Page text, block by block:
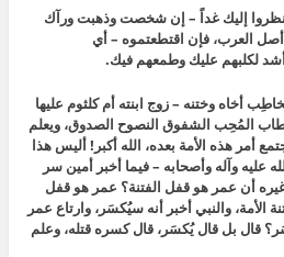
ينظروا إليك غداً – إن شخصت وذهبت ورآك
العرب، فإن اقتطعتموه – أي
لكلبهم عليك وطمعهم فيك.
أخاه وختنه – زوج ابنته أم كلثوم عليها
المُحِب الشفوق النصوح الصدوق، ويعلم
أمر هذه الأمة بعده، الله أكبر! أليس هذا
عليه وآله وأصحابه – فيما أخبر أمين سر
أن عمر هو قفل الفتنة؟ عمر هو قفل
الأمة، والنبي أخبر أنه سيُكسَر، وارتاع عمر
قال بل قال يُكسَر، قال كسره قتله، وعلم